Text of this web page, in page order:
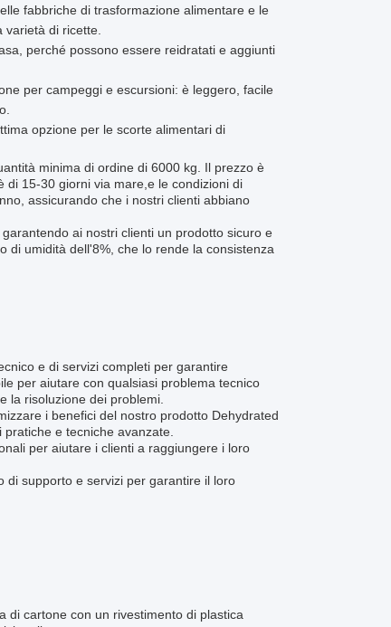
fabbriche di trasformazione alimentare e le
di ricette.
perché possono essere reidratati e aggiunti
per campeggi e escursioni: è leggero, facile
opzione per le scorte alimentari di
minima di ordine di 6000 kg. Il prezzo è
di 15-30 giorni via mare,e le condizioni di
assicurando che i nostri clienti abbiano
ai nostri clienti un prodotto sicuro e
di umidità dell'8%, che lo rende la consistenza
e di servizi completi per garantire
per aiutare con qualsiasi problema tecnico
la risoluzione dei problemi.
i benefici del nostro prodotto Dehydrated
e tecniche avanzate.
per aiutare i clienti a raggiungere i loro
di supporto e servizi per garantire il loro
di cartone con un rivestimento di plastica